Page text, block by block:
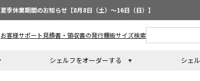
夏季休業期間のお知らせ【8月8日（土）～16日（日）】
お客様サポート 見積書・領収書の発行棚板サイズ検索
シェルフをオーダーする シェ